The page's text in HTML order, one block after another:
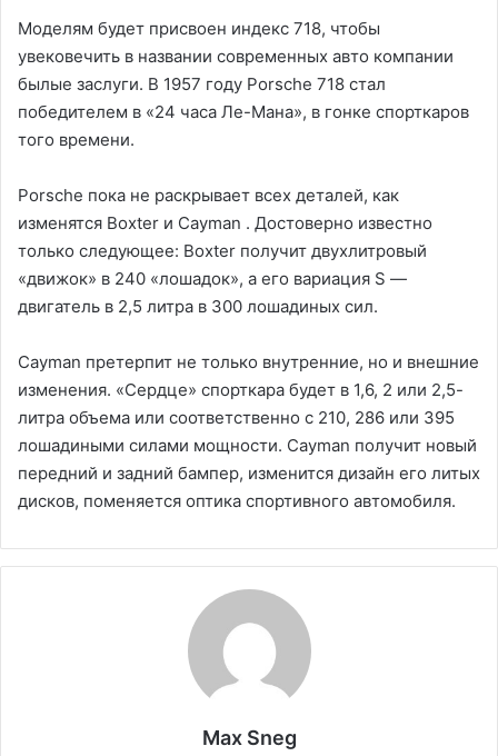
Моделям будет присвоен индекс 718, чтобы
увековечить в названии современных авто компании
былые заслуги. В 1957 году Porsche 718 стал
победителем в «24 часа Ле-Мана», в гонке спорткаров
того времени.
Porsche пока не раскрывает всех деталей, как
изменятся Boxter и Cayman . Достоверно известно
только следующее: Boxter получит двухлитровый
«движок» в 240 «лошадок», а его вариация S ―
двигатель в 2,5 литра в 300 лошадиных сил.
Cayman претерпит не только внутренние, но и внешние
изменения. «Сердце» спорткара будет в 1,6, 2 или 2,5-
литра объема или соответственно с 210, 286 или 395
лошадиными силами мощности. Cayman получит новый
передний и задний бампер, изменится дизайн его литых
дисков, поменяется оптика спортивного автомобиля.
Max Sneg